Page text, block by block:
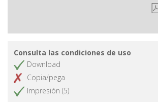
Consulta las condiciones de uso
Download
Copia/pega
Impresión (5)